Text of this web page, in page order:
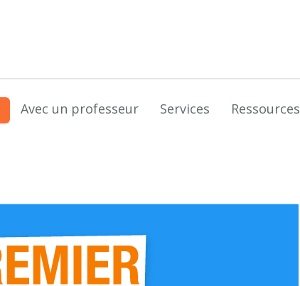
Avec un professeur Services Ressources